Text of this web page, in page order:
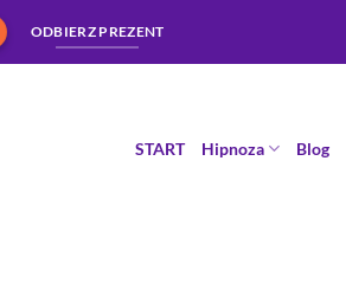
ODBIERZ PREZENT
START Hipnoza Blog